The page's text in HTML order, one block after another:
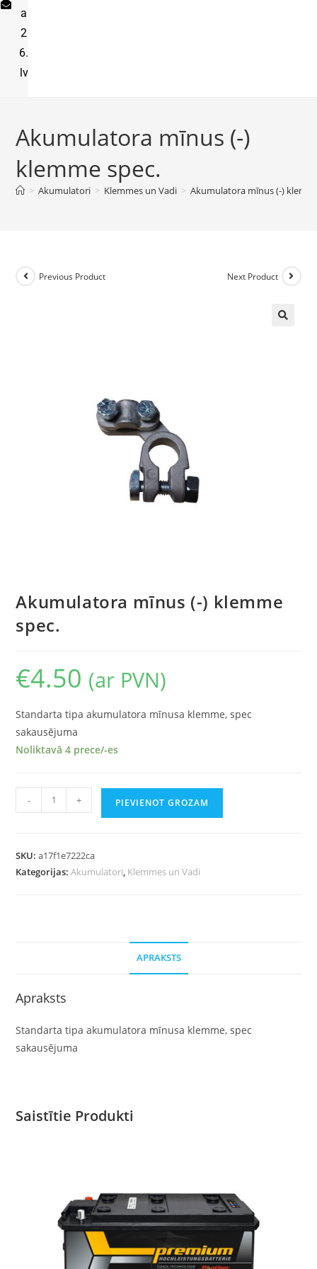
a
2
6.
lv
Akumulatora mīnus (-)
klemme spec.
> Akumulatori > Klemmes un Vadi > Akumulatora mīnus (-)
Previous Product Next Product
Akumulatora mīnus (-) klemme
spec.
€4.50 (ar PVN)
Standarta tipa akumulatora mīnusa klemme, spec
sakausējuma
Noliktavā 4 prece/-es
- + PIEVIENOT GROZAM
SKU:a17f1e7222ca
Kategorijas:Akumulatori, Klemmes un Vadi
APRAKSTS
Apraksts
Standarta tipa akumulatora mīnusa klemme, spec
sakausējuma
Saistītie Produkti